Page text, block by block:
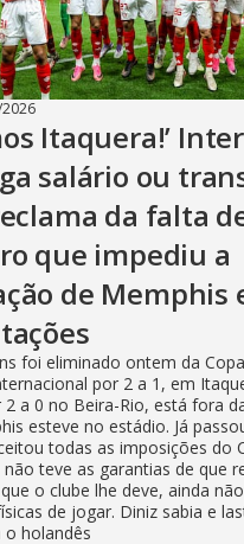
Itaquera!’
salário ou
da falta
que impediu a
de Memphis
foi eliminado ontem da
por 2 a 1, em
a 0 no Beira-Rio, está fora
esteve no estádio. Já
todas as imposições do
teve as garantias de que
o clube lhe deve, ainda
de jogar. Diniz sabia e
holandês